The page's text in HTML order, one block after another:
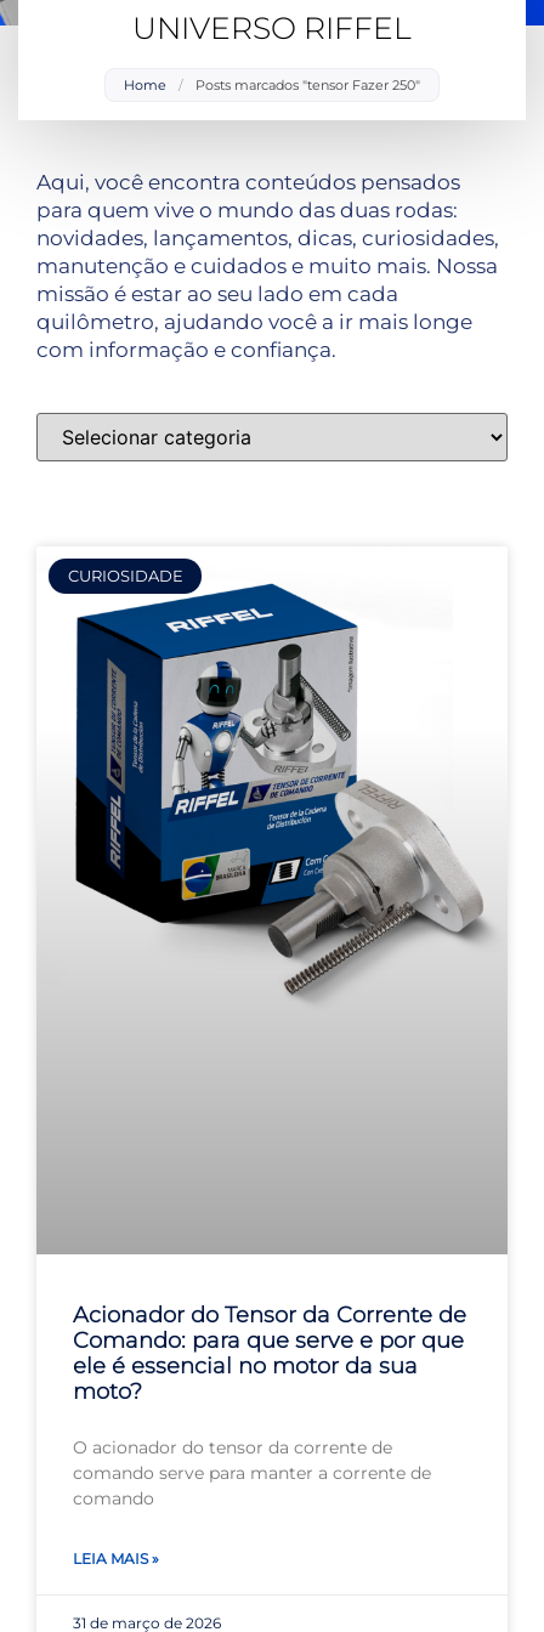
UNIVERSO RIFFEL
Home / Posts marcados "tensor Fazer 250"
Aqui, você encontra conteúdos pensados
para quem vive o mundo das duas rodas:
novidades, lançamentos, dicas, curiosidades,
manutenção e cuidados e muito mais. Nossa
missão é estar ao seu lado em cada
quilômetro, ajudando você a ir mais longe
com informação e confiança.
CURIOSIDADE
Acionador do Tensor da Corrente de
Comando: para que serve e por que
ele é essencial no motor da sua
moto?
O acionador do tensor da corrente de
comando serve para manter a corrente de
comando
LEIA MAIS »
31 de março de 2026